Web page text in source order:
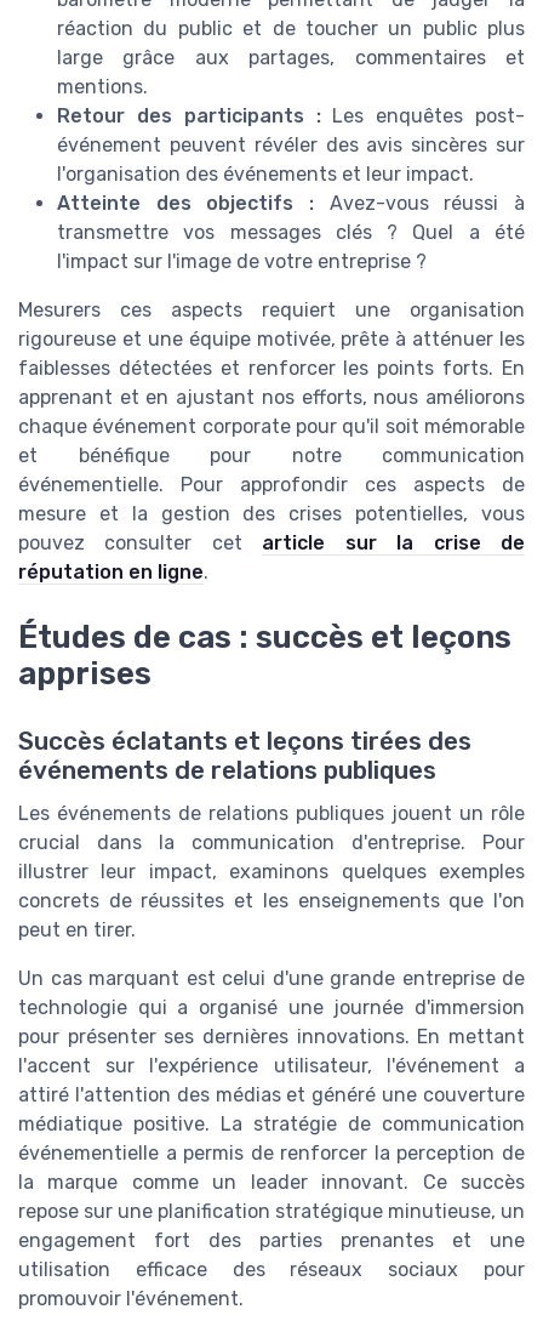
réaction du public et de toucher un publicplus
large grâce aux partages, commentaires et
mentions.
Retour des participants :Les enquêtes post-
événement peuvent révéler des avis sincères sur
l'organisation des événements et leur impact.
Atteinte des objectifs : Avez-vous réussi à
transmettre vos messages clés? Quel a été
l'impact sur l'image de votre entreprise ?
Mesurers ces aspects requiert une organisation
rigoureuse et une équipe motivée, prête à atténuer les
faiblesses détectées et renforcer les points forts. En
apprenant et en ajustant nos efforts, nous améliorons
chaque événement corporatepour qu'il soit mémorable
et bénéfique pour notre communication
événementielle. Pour approfondir ces aspects de
mesure et la gestion des crises potentielles, vous
pouvez consulter cet article sur la crise de
réputation en ligne.
Études de cas : succès et leçons
apprises
Succès éclatants et leçons tirées des
événements de relations publiques
Les événements de relations publiques jouent un rôle
crucial dans la communication d'entreprise. Pour
illustrer leur impact, examinons quelques exemples
concrets de réussites et les enseignements que l'on
peut en tirer.
Un cas marquant est celui d'une grande entreprise de
technologie qui a organisé une journée d'immersion
pour présenter ses dernières innovations. En mettant
l'accent sur l'expérience utilisateur, l'événement a
attiré l'attention des médias et généré une couverture
médiatique positive. La stratégie de communication
événementielle a permis de renforcer la perception de
la marque comme un leader innovant. Ce succès
repose sur une planification stratégique minutieuse, un
engagement fort des parties prenantes et une
utilisation efficace des réseaux sociaux pour
promouvoir l'événement.